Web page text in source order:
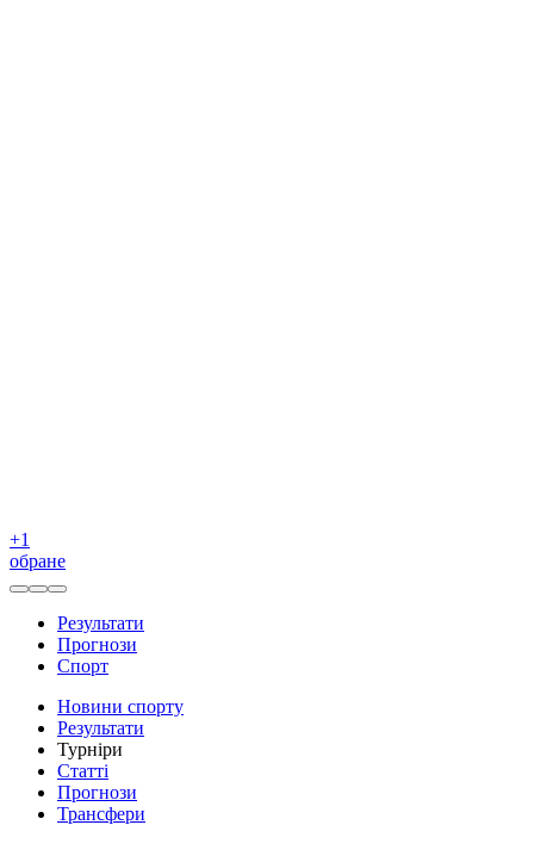
+1
обране
Результати
Прогнози
Спорт
Новини спорту
Результати
Турніри
Статті
Прогнози
Трансфери